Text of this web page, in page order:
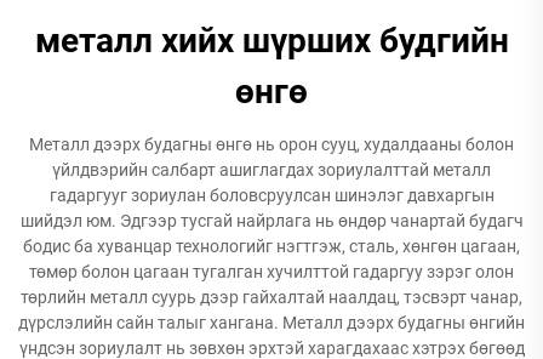
металл хийх шүрших будгийн
өнгө
Металл дээрх будагны өнгө нь орон сууц, худалдааны болон
үйлдвэрийн салбарт ашиглагдах зориулалттай металл
гадаргууг зориулан боловсруулсан шинэлэг давхаргын
шийдэл юм. Эдгээр тусгай найрлага нь өндөр чанартай будагч
бодис ба хуванцар технологийг нэгтгэж, сталь, хөнгөн цагаан,
төмөр болон цагаан тугалган хучилттой гадаргуу зэрэг олон
төрлийн металл суурь дээр гайхалтай наалдац, тэсвэрт чанар,
дүрслэлийн сайн талыг хангана. Металл дээрх будагны өнгийн
үндсэн зориулалт нь зөвхөн эрхтэй харагдахаас хэтрэх бөгөөд